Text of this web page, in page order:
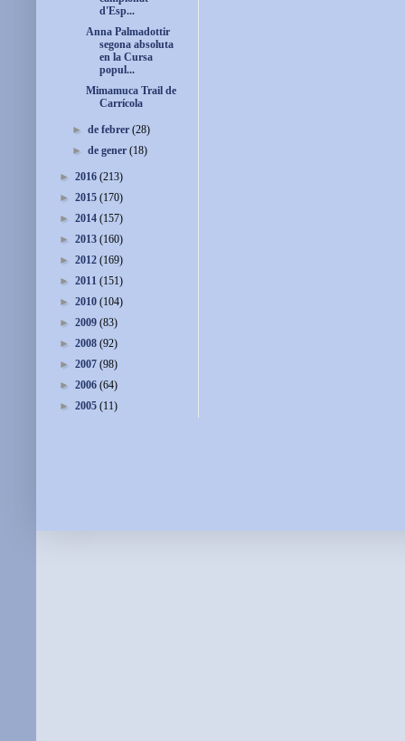
d'Esp...
Anna Palmadottir
segona absoluta
en la Cursa
popul...
Mimamuca Trail de
Carrícola
►de febrer(28)
►de gener(18)
► 2016 (213)
► 2015 (170)
► 2014 (157)
► 2013 (160)
► 2012 (169)
► 2011 (151)
► 2010 (104)
► 2009 (83)
► 2008 (92)
► 2007 (98)
► 2006 (64)
► 2005 (11)